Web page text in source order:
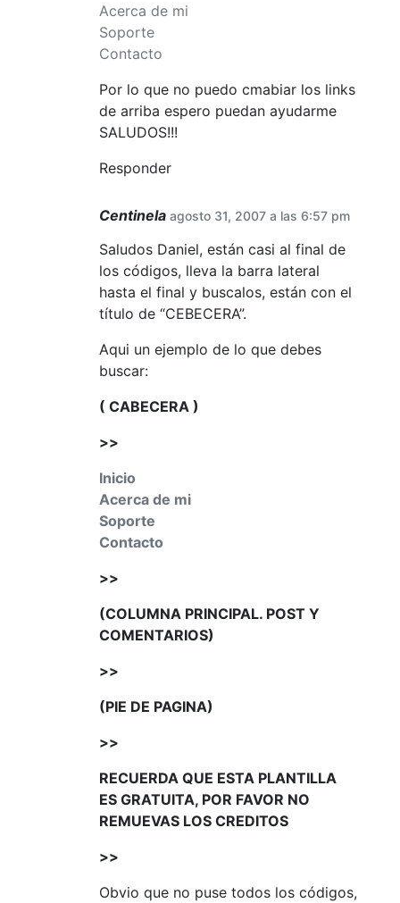
Acerca de mi
Soporte
Contacto
Por lo que no puedo cmabiar los links
de arriba espero puedan ayudarme
SALUDOS!!!
Responder
Centinela agosto 31, 2007 a las 6:57 pm
Saludos Daniel, están casi al final de
los códigos, lleva la barra lateral
hasta el final y buscalos, están con el
título de “CEBECERA”.
Aqui un ejemplo de lo que debes
buscar:
( CABECERA )
>>
Inicio
Acerca de mi
Soporte
Contacto
>>
(COLUMNA PRINCIPAL. POST Y
COMENTARIOS)
>>
(PIE DE PAGINA)
>>
RECUERDA QUE ESTA PLANTILLA
ES GRATUITA, POR FAVOR NO
REMUEVAS LOS CREDITOS
>>
Obvio que no puse todos los códigos,